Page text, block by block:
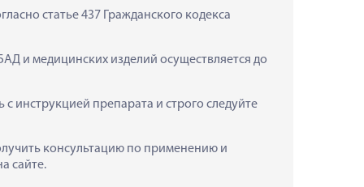
статье 437 Гражданского кодекса
и медицинских изделий осуществляется до
инструкцией препарата и строго следуйте
консультацию по применению и
сайте.